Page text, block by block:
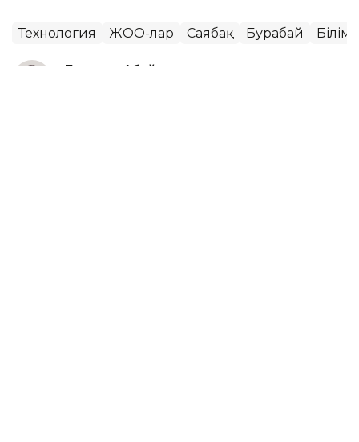
Технология ЖОО-лар Саябақ Бурабай
Бақытгүл Абайқызы